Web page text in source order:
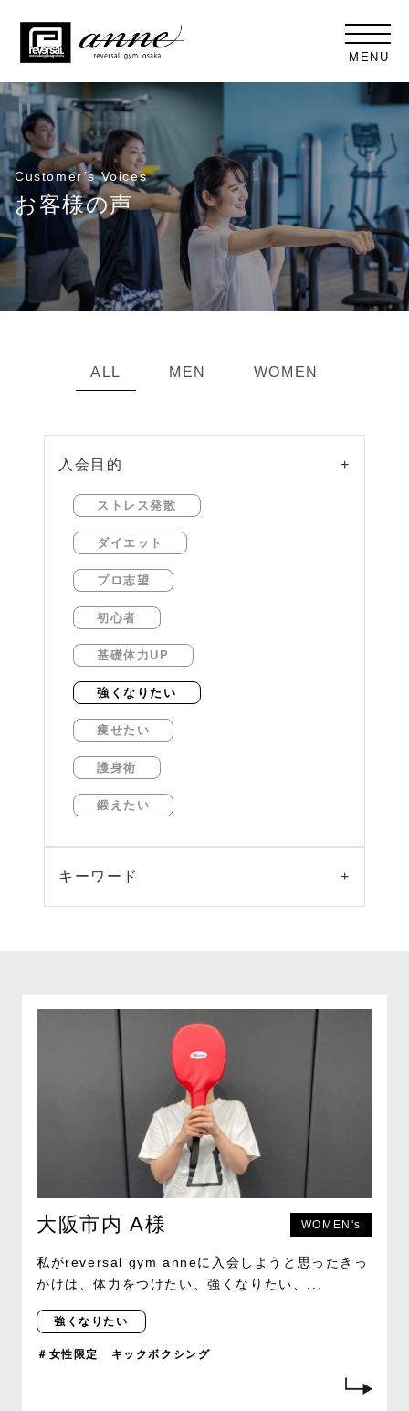
MENU
ALL MEN WOMEN
入会目的 +
ストレス発散
ダイエット
プロ志望
初心者
基礎体力UP
強くなりたい
痩せたい
護身術
鍛えたい
キーワード +
大阪市内 A様 WOMEN's
私がreversal gym anneに入会しようと思ったきっ
かけは、体力をつけたい、強くなりたい、...
強くなりたい
＃女性限定 キックボクシング
Customer’s Voices
お客様の声